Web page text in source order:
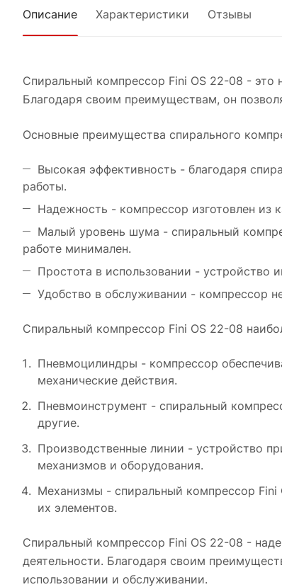
Описание Характеристики Отзывы
Спиральный компрессор Fini OS 22-08 - это
Благодаря своим преимуществам, он
Основные преимущества спирального
Высокая эффективность - благодаря
работы.
Надежность - компрессор изготовлен из
Малый уровень шума - спиральный
работе минимален.
Простота в использовании - устройство
Удобство в обслуживании - компрессор
Спиральный компрессор Fini OS 22-08
Пневмоцилиндры - компрессор
механические действия.
Пневмоинструмент - спиральный
другие.
Производственные линии - устройство
механизмов и оборудования.
Механизмы - спиральный компрессор Fini
их элементов.
Спиральный компрессор Fini OS 22-08 -
деятельности. Благодаря своим
использовании и обслуживании.